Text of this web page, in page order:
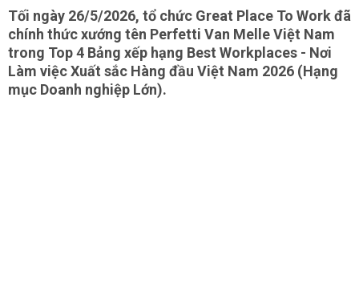
Tối ngày 26/5/2026, tổ chức Great Place To Work đã
chính thức xướng tên Perfetti Van Melle Việt Nam
trong Top 4 Bảng xếp hạng Best Workplaces - Nơi
Làm việc Xuất sắc Hàng đầu Việt Nam 2026 (Hạng
mục Doanh nghiệp Lớn).